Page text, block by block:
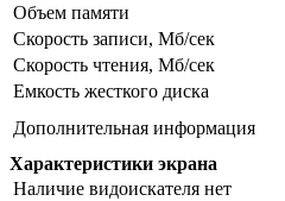
Объем памяти
Скорость записи, Мб/сек
Скорость чтения, Мб/сек
Емкость жесткого диска
Дополнительная информация
Характеристики экрана
Наличие видоискателя нет